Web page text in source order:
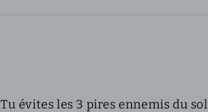
Tu évites les 3 pires ennemis du sol